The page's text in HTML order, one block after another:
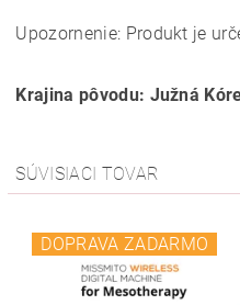
Upozornenie: Produkt je
Krajina pôvodu: Južná
SÚVISIACI TOVAR
DOPRAVA ZADARMO